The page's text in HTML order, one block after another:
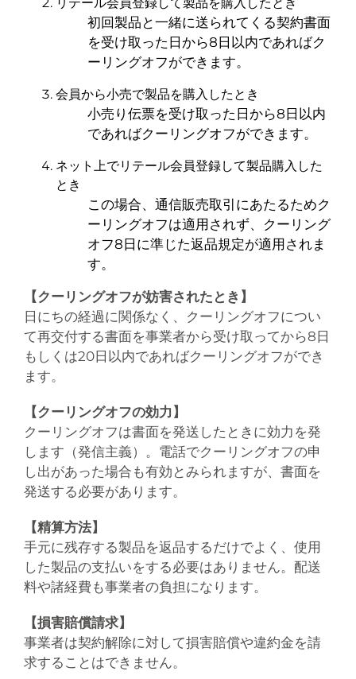
リテール会員登録して製品を購入したとき
初回製品と一緒に送られてくる契約書面
を受け取った日から8日以内であればク
ーリングオフができます。
会員から小売で製品を購入したとき
小売り伝票を受け取った日から8日以内
であればクーリングオフができます。
ネット上でリテール会員登録して製品購入した
とき
この場合、通信販売取引にあたるためク
ーリングオフは適用されず、クーリング
オフ8日に準じた返品規定が適用されま
す。
【クーリングオフが妨害されたとき】
日にちの経過に関係なく、クーリングオフについ
て再交付する書面を事業者から受け取ってから8日
もしくは20日以内であればクーリングオフができ
ます。
【クーリングオフの効力】
クーリングオフは書面を発送したときに効力を発
します（発信主義）。電話でクーリングオフの申
し出があった場合も有効とみられますが、書面を
発送する必要があります。
【精算方法】
手元に残存する製品を返品するだけでよく、使用
した製品の支払いをする必要はありません。配送
料や諸経費も事業者の負担になります。
【損害賠償請求】
事業者は契約解除に対して損害賠償や違約金を請
求することはできません。